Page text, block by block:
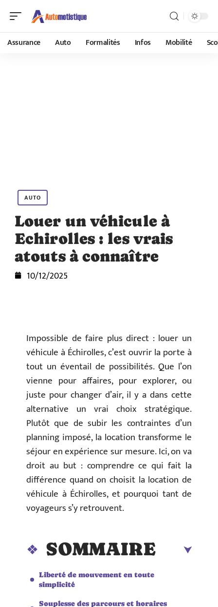
Assurance Auto Formalités Infos Mobilité
AUTO
Louer un véhicule à
Echirolles : les vrais
atouts à connaître
10/12/2025
Impossible de faire plus direct : louer un
véhicule à Échirolles, c’est ouvrir la porte à
tout un éventail de possibilités. Que l’on
vienne pour affaires, pour explorer, ou
juste pour changer d’air, il y a dans cette
alternative un vrai choix stratégique.
Plutôt que de subir les contraintes d’un
planning imposé, la location transforme le
séjour en expérience sur mesure. Ici, on va
droit au but : comprendre ce qui fait la
différence quand on choisit la location de
véhicule à Échirolles, et pourquoi tant de
voyageurs s’y retrouvent.
SOMMAIRE
Liberté de mouvement en toute
simplicité
Souplesse des parcours et horaires